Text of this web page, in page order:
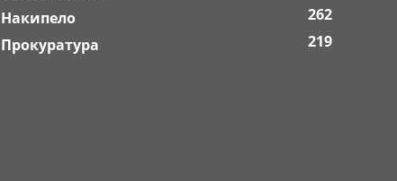
Накипело
262
Прокуратура
219